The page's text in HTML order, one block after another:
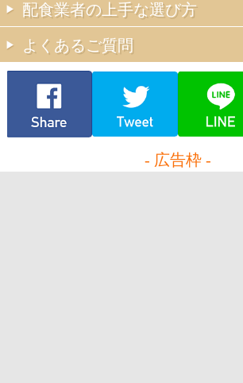
配食業者の上手な選び方
よくあるご質問
- 広告枠 -